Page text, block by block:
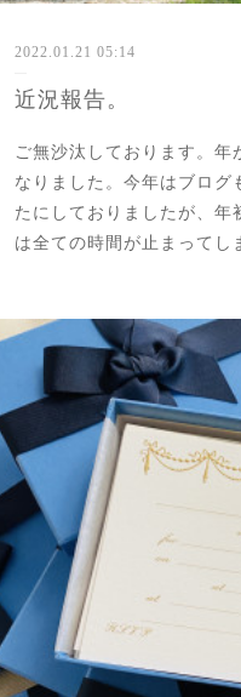
2022.01.21 05:14
近況報告。
ご無沙汰しております。年
なりました。今年はブログ
たにしておりましたが、年
は全ての時間が止まって